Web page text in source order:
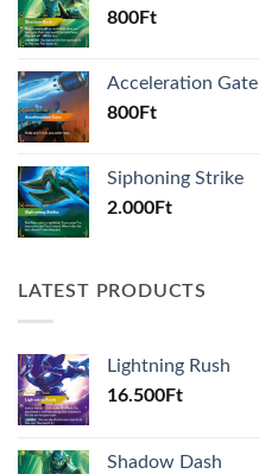
800Ft
Acceleration Gate
800Ft
Siphoning Strike
2.000Ft
LATEST PRODUCTS
Lightning Rush
16.500Ft
Shadow Dash